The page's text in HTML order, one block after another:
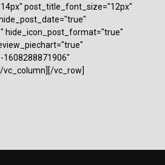
post_title_font_size="12px"
hide_icon_post_format="true"
1608288871906"
vc_row]